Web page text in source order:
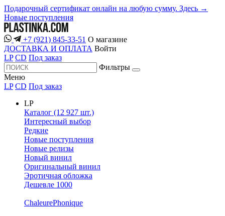
Подарочный сертификат онлайн на любую сумму. Здесь →
Новые поступления
+7 (921) 845-33-51 О магазине
ДОСТАВКА И ОПЛАТА Войти
LP CD Под заказ
Фильтры
Меню
LP CD Под заказ
LP
Каталог (12 927 шт.)
Интересный выбор
Редкие
Новые поступления
Новые релизы
Новый винил
Оригинальный винил
Эротичная обложка
Дешевле 1000
ChaleurePhonique